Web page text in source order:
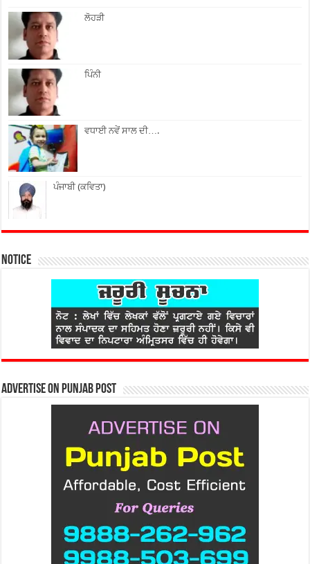
ਲੋਹੜੀ
ਪਿੰਨੀ
ਵਧਾਈ ਨਵੇਂ ਸਾਲ ਦੀ….
ਪੰਜਾਬੀ (ਕਵਿਤਾ)
Notice
Advertise on Punjab Post